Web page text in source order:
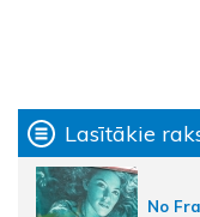
Lasītākie
No